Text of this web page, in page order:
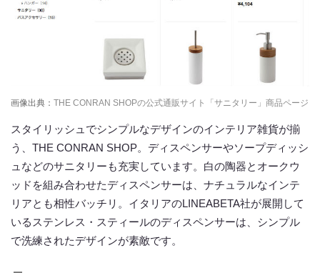
画像出典： THE CONRAN SHOPの公式通販サイト「サニタリー」商品ページ
スタイリッシュでシンプルなデザインのインテリア雑貨が揃
う、THE CONRAN SHOP。ディスペンサーやソープディッシ
ュなどのサニタリーも充実しています。白の陶器とオークウ
ッドを組み合わせたディスペンサーは、ナチュラルなインテ
リアとも相性バッチリ。イタリアのLINEABETA社が展開して
いるステンレス・スティールのディスペンサーは、シンプル
で洗練されたデザインが素敵です。